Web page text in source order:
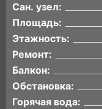
Сан. узел:
Площадь:
Этажность:
Ремонт:
Балкон:
Обстановка:
Горячая вода: